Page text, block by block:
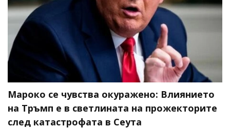
Мароко се чувства окуражено: Влиянието
на Тръмп е в светлината на прожекторите
след катастрофата в Сеута